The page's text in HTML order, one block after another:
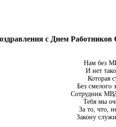
с Днем
Нам без
И нет
Которая
Без смелого
Сотрудник
Тебя мы
За то, что,
Закону